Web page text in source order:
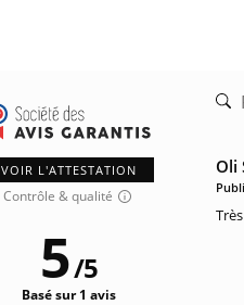
VOIR L'ATTESTATION
Contrôle & qualité
5/5
Basé sur 1 avis
Oli